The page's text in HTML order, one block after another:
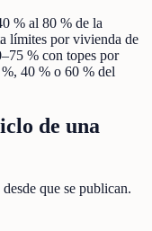
% al 80 % de la
límites por vivienda de
% con topes por
40 % o 60 % del
de una
que se publican.